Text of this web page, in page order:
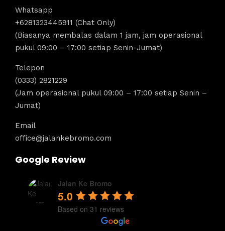
Whatsapp
+6281323445911 (Chat Only)
(Biasanya membalas dalam 1 jam, jam operasional
pukul 09:00 – 17:00 setiap Senin-Jumat)
Telepon
(0333) 2821229
(Jam operasional pukul 09:00 – 17:00 setiap Senin –
Jumat)
Email
office@jalankebromo.com
Google Review
Jalan Ke Bromo
5.0
Based on 31 reviews